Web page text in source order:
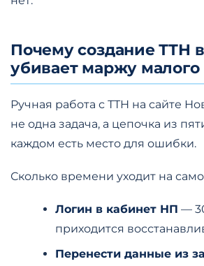
Почему создание ТТН
убивает маржу малого
Ручная работа с ТТН на сайте
не одна задача, а цепочка из
каждом есть место для ошибки.
Сколько времени уходит на
Логин в кабинет НП —
приходится
Перенести данные из